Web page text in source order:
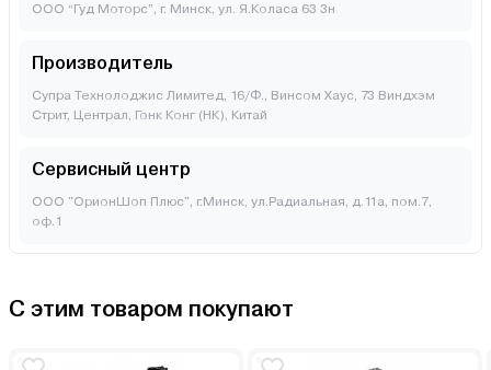
ООО “Гуд Моторс”, г. Минск, ул. Я.Коласа 63 3н
Производитель
Супра Технолоджис Лимитед, 16/Ф., Винсом Хаус, 73 Виндхэм
Стрит, Централ, Гонк Конг (НК), Китай
Сервисный центр
ООО "ОрионШоп Плюс", г.Минск, ул.Радиальная, д.11а, пом.7,
оф.1
С этим товаром покупают